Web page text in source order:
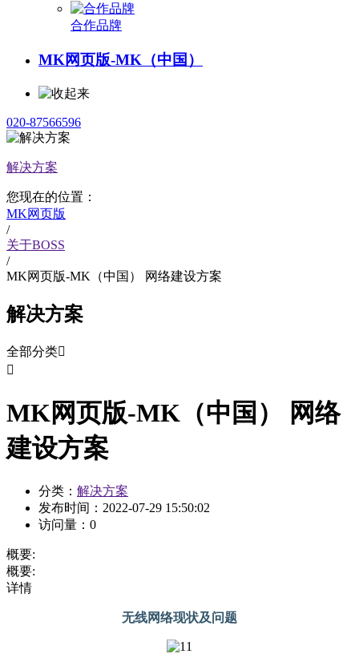
合作品牌
MK网页版-MK（中国）
020-87566596
解决方案
您现在的位置：
MK网页版
/
关于BOSS
/
MK网页版-MK（中国） 网络建设方案
解决方案
全部分类

MK网页版-MK（中国） 网络
建设方案
分类： 解决方案
发布时间： 2022-07-29 15:50:02
访问量： 0
概要:
概要:
详情
无线网络现状及问题